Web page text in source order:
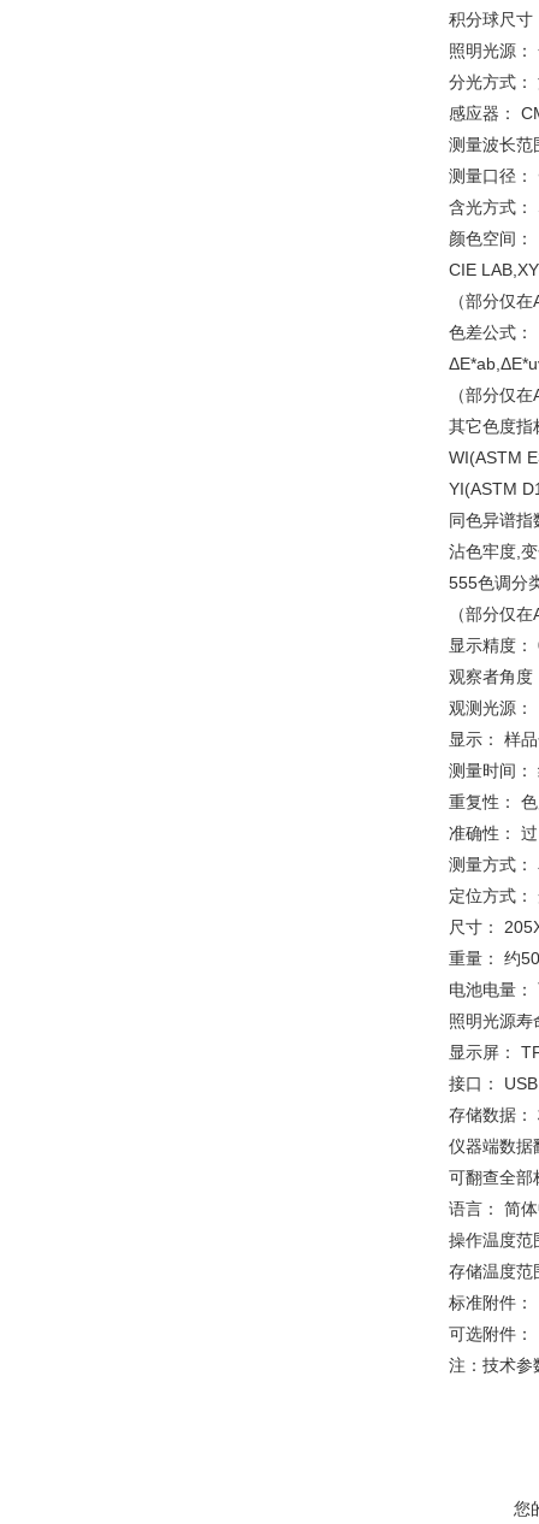
积分球尺
照明光源：
分光方式：
感应器：
测量波长范
测量口径
含光方式：
颜色空间：
CIE
（部分仅
色差公式：
（部分仅
其它色度指
WI(ASTM
YI(ASTM
同色异谱指
沾色牢度,
555色调分
（部分仅
显示精度：
观察者角度
观测光源
显示： 样
测量时间：
重复性：
准确性：
测量方式：
定位方式：
尺寸：
重量： 约
电池电量：
照明光源寿
显示屏：
接口：
存储数据：
仪器端数据
可翻查全部
语言： 简
操作温度
存储温度
标准附件：
可选附件：
注：技术参
您